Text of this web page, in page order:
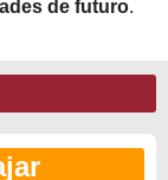
de futuro.